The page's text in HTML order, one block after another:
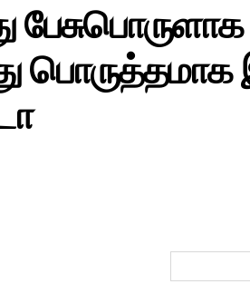
பொருத்தமாக